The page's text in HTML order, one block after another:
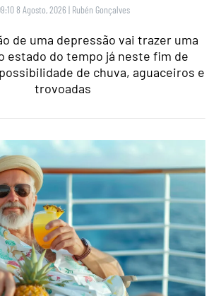
8 Agosto, 2026 | Rubén Gonçalves
de uma depressão vai trazer uma
estado do tempo já neste fim de
de chuva, aguaceiros e
trovoadas